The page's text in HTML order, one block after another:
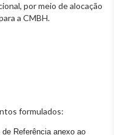
por meio de alocação
a CMBH.
formulados:
Referência anexo ao